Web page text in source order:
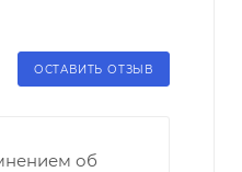
ОСТАВИТЬ ОТЗЫВ
об